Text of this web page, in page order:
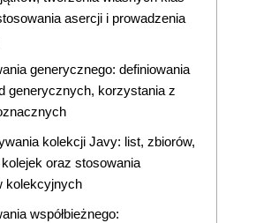
asercji i prowadzenia
generycznego: definiowania
generycznych, korzystania z
kolekcji Javy: list, zbiorów,
kolejek oraz stosowania
kolekcyjnych
współbieżnego: